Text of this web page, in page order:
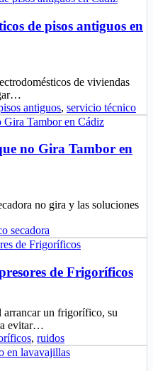
de pisos antiguos en
de viviendas
antiguos, servicio técnico
no Gira Tambor en
no gira y las soluciones
secadora
de Frigoríficos
arrancar un frigorífico, su
evitar…
, ruidos